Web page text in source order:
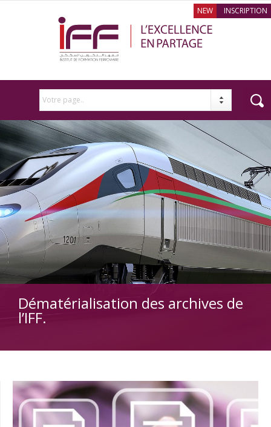
INSCRIPTION
Votre page..
Dématérialisation des archives de
l’IFF.